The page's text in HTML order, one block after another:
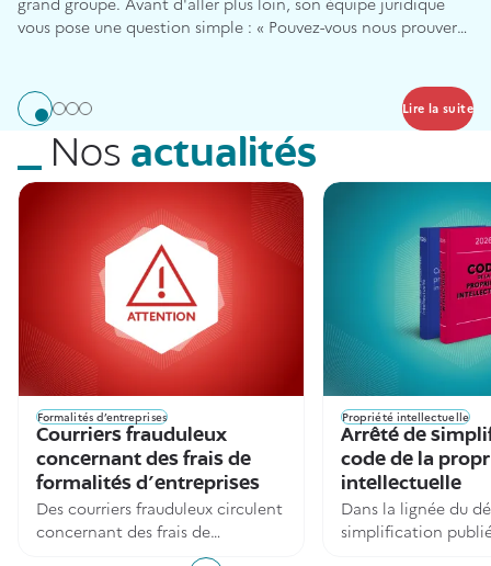
vous pose une question simple : « Pouvez-vous nous prouver
Lire la suite
Aller à l'élément 1
Aller à l'élément 2
Aller à l'élément 3
Aller à l'élément 4
Nos actualités
Courriers frauduleux
concernant des frais de
formalités d'entreprises
Des courriers frauduleux circulent
concernant des frais de
formalités d'entreprises.
Formalités d’entreprises
Arrêté de
code de la
intellectuelle
Dans la lignée du
simplification
Propriété intellectuelle